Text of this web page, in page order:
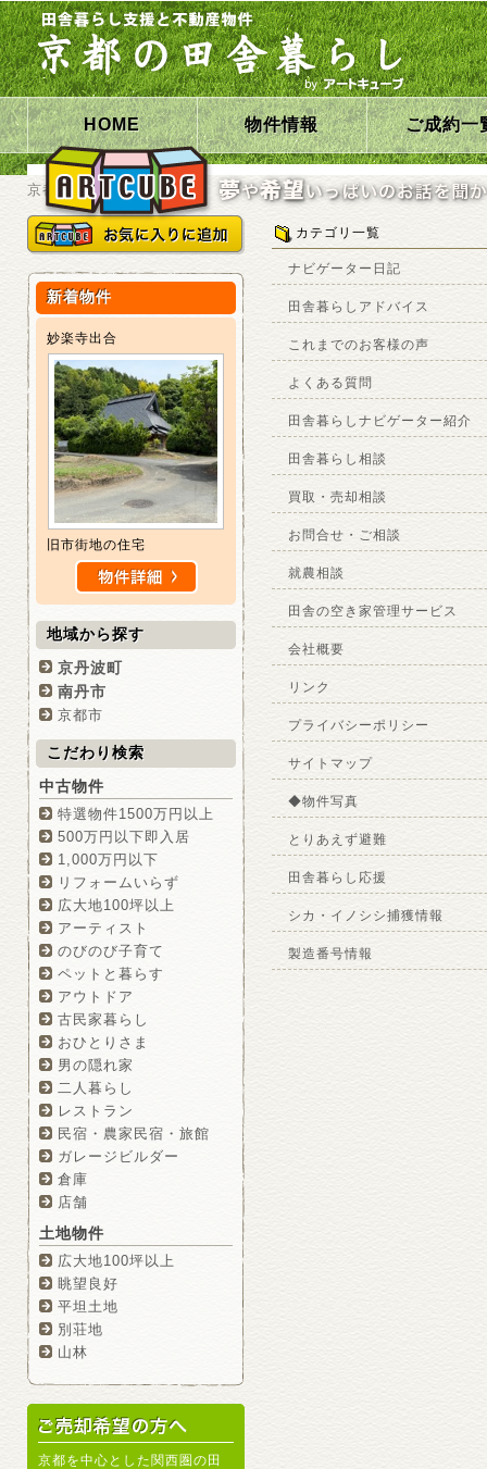
HOME 物件情報 ご成約一
京都の田舎暮らしHOME
カテゴリ一覧
ナビゲーター日記
田舎暮らしアドバイス
これまでのお客様の声
よくある質問
田舎暮らしナビゲーター紹介
田舎暮らし相談
買取・売却相談
お問合せ・ご相談
就農相談
田舎の空き家管理サービス
会社概要
リンク
プライバシーポリシー
サイトマップ
◆物件写真
とりあえず避難
田舎暮らし応援
シカ・イノシシ捕獲情報
製造番号情報
新着物件
妙楽寺出合
旧市街地の住宅
地域から探す
京丹波町
南丹市
京都市
こだわり検索
中古物件
特選物件1500万円以上
500万円以下即入居
1,000万円以下
リフォームいらず
広大地100坪以上
アーティスト
のびのび子育て
ペットと暮らす
アウトドア
古民家暮らし
おひとりさま
男の隠れ家
二人暮らし
レストラン
民宿・農家民宿・旅館
ガレージビルダー
倉庫
店舗
土地物件
広大地100坪以上
眺望良好
平坦土地
別荘地
山林
京都を中心とした関西圏の田